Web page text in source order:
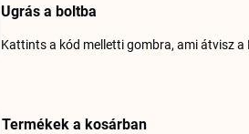
Ugrás a boltba
Kattints a kód melletti gombra, ami átvisz
Termékek a kosárban